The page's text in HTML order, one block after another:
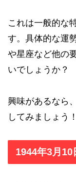
これは一般的な
す。具体的な運
や星座など他の
いでしょうか？
興味があるなら
してみましょう！
1944年3月10